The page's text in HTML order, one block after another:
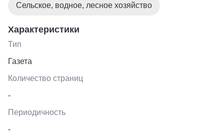
Сельское, водное, лесное хозяйство
Характеристики
Тип
Газета
Количество страниц
-
Периодичность
-